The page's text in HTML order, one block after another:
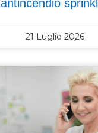
antincendio
21 Luglio 2026